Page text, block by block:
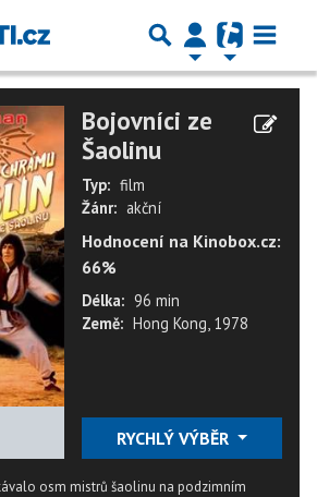
Bojovníci ze
Šaolinu
Typ: film
Žánr: akční
Hodnocení na Kinobox.cz:
66%
Délka: 96 min
Země: Hong Kong, 1978
RYCHLÝ VÝBĚR
osm mistrů šaolinu na podzimním